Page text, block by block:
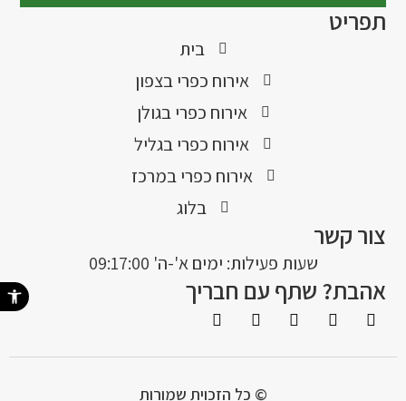
פתח סרגל
תפריט
בית
אירוח כפרי בצפון
אירוח כפרי בגולן
אירוח כפרי בגליל
אירוח כפרי במרכז
בלוג
צור קשר
שעות פעילות: ימים א'-ה' 09:17:00
אהבת? שתף עם חבריך
© כל הזכוית שמורות